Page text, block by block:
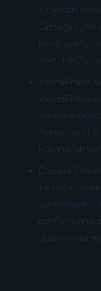
sitenizin
Örneğin,
pingback'leri
XML-RPC'yi
WordPress
WordPress
verilerle
Advanced
kullanarak
Düzenli
temalar ve
güncellenir.
performansı
düzenli